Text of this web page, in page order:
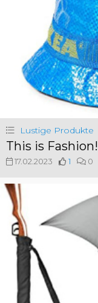
Lustige Produkte
This is Fashion!
17.02.2023 1 0